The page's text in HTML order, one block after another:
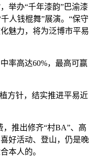
举办“千年漆韵”巴渝漆
人钱棍舞”展演。“保守
魅力，将为泛博市平易
率高达60%，最高可赢
针，结实推进平易近
推出修齐“村BA”、高
好活动、登山，仍是晚
本人的。